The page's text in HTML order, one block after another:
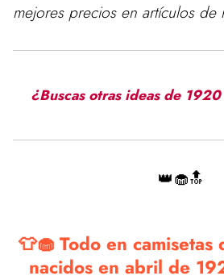
mejores precios en artículos de
¿Buscas otras ideas de
👑🧁🔝
👕🧁 Todo en
nacidos en abril de